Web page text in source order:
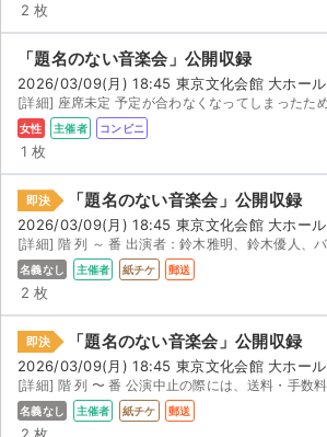
不正転売禁止法について
チケットジャムの取り組み
音楽情報
2 枚
「題名のない音楽会」公開収録
2026/03/09(月) 18:45 東京文化会館 大ホール
女性 主催者 コンビニ
1 枚
即決 「題名のない音楽会」公開収録
2026/03/09(月) 18:45 東京文化会館 大ホール
名義なし 主催者 紙チケ 郵送
2 枚
即決 「題名のない音楽会」公開収録
2026/03/09(月) 18:45 東京文化会館 大ホール
名義なし 主催者 紙チケ 郵送